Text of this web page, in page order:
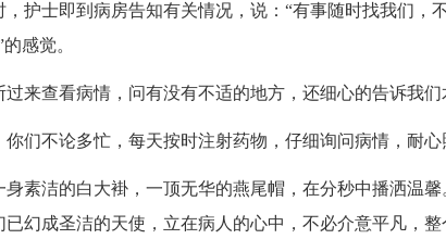
，护士即到病房告知有关情况，说：“有事随时找我们，
感觉。
来查看病情，问有没有不适的地方，还细心的告诉我们
们不论多忙，每天按时注射药物，仔细询问病情，耐心
身素洁的白大褂，一顶无华的燕尾帽，在分秒中播洒温
幻成圣洁的天使，立在病人的心中，不必介意平凡，整